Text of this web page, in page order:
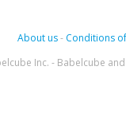
About us- Conditions
Inc. - Babelcube